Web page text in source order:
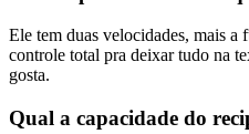
Ele tem duas velocidades, mais a
controle total pra deixar tudo na
gosta.
Qual a capacidade do